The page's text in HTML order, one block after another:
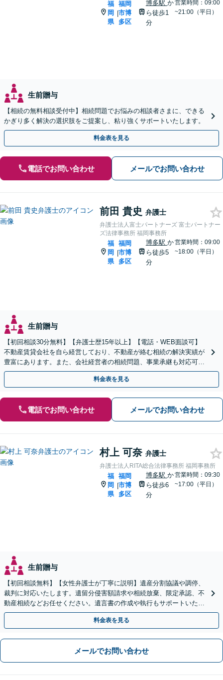
福
岡
県
|
福岡
市博
多区
博多駅 か
ら徒歩1
分
営業時間：09:00
~21:00（平日）
生前贈与
【相続の無料相談受付中】相続問題でお悩みの相談者さまに、できる
かぎり多く解決の選択肢をご提案し、粘り強くサポートいたします。
料金表を見る
電話でお問い合わせ メールでお問い合わせ
前田 貴史 弁護士
弁護士法人富士パートナーズ 富士パートナー
ズ法律事務所 福岡事務所
福
岡
県
|
福岡
市博
多区
博多駅 か
ら徒歩5
分
営業時間：09:00
~18:00（平日）
生前贈与
【初回相談30分無料】【弁護士歴15年以上】【電話・WEB面談可】
不動産賃貸会社を自ら経営しており、不動産が絡む相続の解決実績が
豊富にあります。また、会社経営者の相続問題、事業承継も対応可能
です。有利な結果が得られるよう尽力いたします。
料金表を見る
電話でお問い合わせ メールでお問い合わせ
村上 可奈 弁護士
弁護士法人RITA総合法律事務所 福岡事務所
福
岡
県
|
福岡
市博
多区
博多駅 か
ら徒歩6
分
営業時間：09:30
~17:00（平日）
生前贈与
【初回相談無料】【女性弁護士が丁寧に説明】遺産分割協議や調停、
裁判に対応いたします。遺留分侵害額請求や相続放棄、限定承認、不
動産相続などお任せください。遺言書の作成や執行もサポートいたし
ます【博多駅6分】
料金表を見る
メールでお問い合わせ